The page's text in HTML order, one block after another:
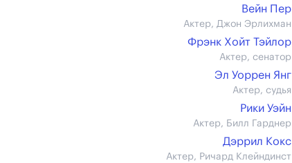
Вейн Пер
Актер, Джон Эрлихман
Фрэнк Хойт Тэйлор
Актер, сенатор
Эл Уоррен Янг
Актер, судья
Рики Уэйн
Актер, Билл Гарднер
Дэррил Кокс
Актер, Ричард Клейндинст